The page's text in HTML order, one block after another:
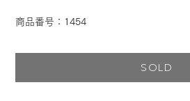
商品番号：1454
SOLD